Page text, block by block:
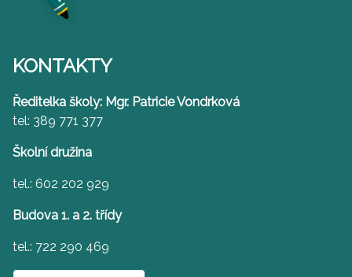
KONTAKTY
Ředitelka školy: Mgr. Patricie Vondrková
tel: 389 771 377
Školní družina
tel.: 602 202 929
Budova 1. a 2. třídy
tel.: 722 290 469